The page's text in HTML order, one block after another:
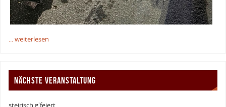
... weiterlesen
NÄCHSTE VERANSTALTUNG